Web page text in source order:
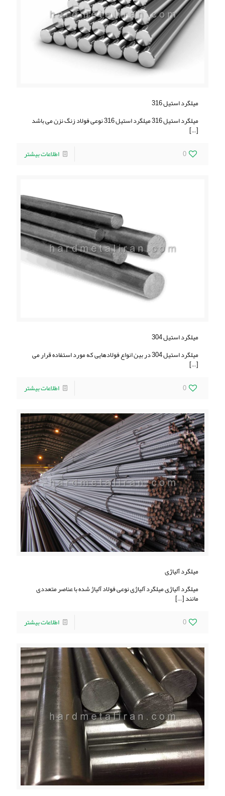
ميلگرد استيل 316
ميلگرد استيل 316 ميلگرد استيل 316 نوعی فولاد زنگ نزن می باشد
[…]
0
اطلاعات بیشتر
ميلگرد استيل 304
ميلگرد استيل 304 در بین انواع فولادهایی که مورد استفاده قرار می
[…]
0
اطلاعات بیشتر
میلگرد آلیاژی
میلگرد آلیاژی میلگرد آلیاژی نوعی فولاد آلیاژ شده با عناصر متعددی
مانند[…]
0
اطلاعات بیشتر